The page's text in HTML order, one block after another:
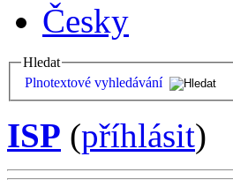
Česky
Hledat
Plnotextové vyhledávání
ISP (příhlásit)